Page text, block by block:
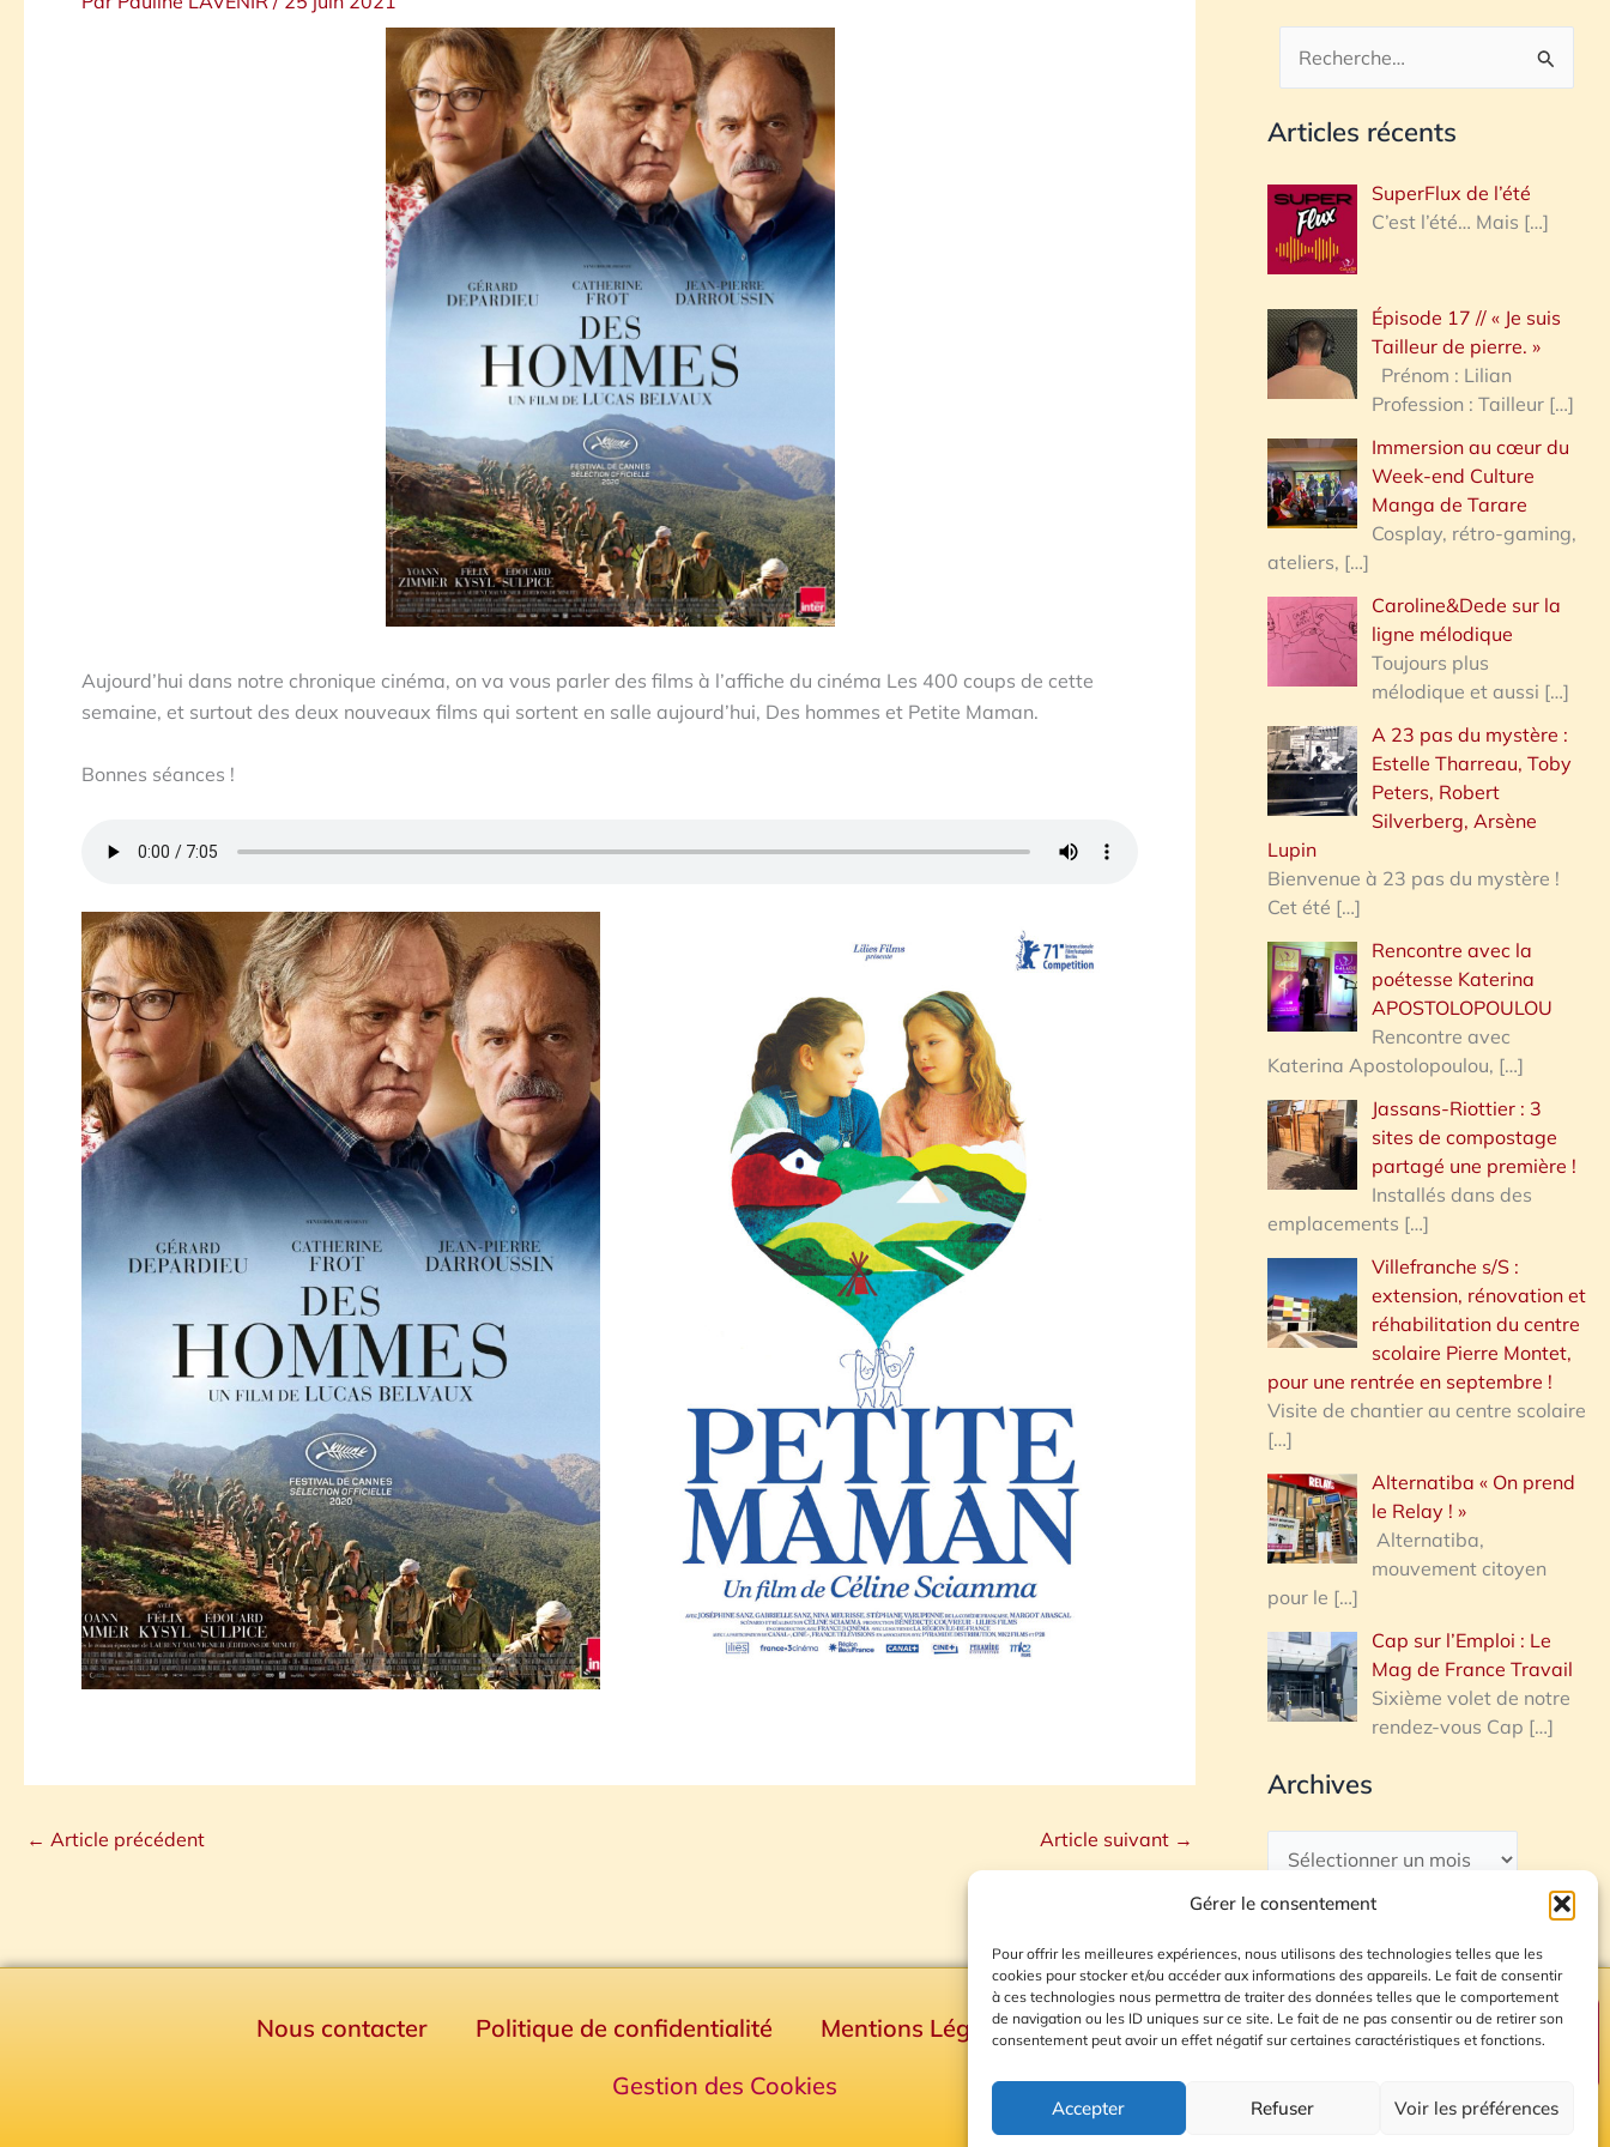
Gérer le consentement
Pour offrir les meilleures expériences, nous utilisons des technologies telles que les
cookies pour stocker et/ou accéder aux informations des appareils. Le fait de consentir
à ces technologies nous permettra de traiter des données telles que le comportement
de navigation ou les ID uniques sur ce site. Le fait de ne pas consentir ou de retirer son
consentement peut avoir un effet négatif sur certaines caractéristiques et fonctions.
Accepter Refuser Voir les préférences
Aujourd’hui dans notre chronique cinéma, on va vous parler des films à l’affiche du cinéma Les 400 coups de cette
semaine, et surtout des deux nouveaux films qui sortent en salle aujourd’hui, Des hommes et Petite Maman.
Bonnes séances !
← Article précédent Article suivant →
c
h
r
h
e
:
Articles récents
SuperFlux de l’été
C’est l’été… Mais […]
Épisode 17 // « Je suis
Tailleur de pierre. »
Prénom : Lilian
Profession : Tailleur […]
Immersion au cœur du
Week-end Culture
Manga de Tarare
Cosplay, rétro-gaming,
ateliers, […]
Caroline&Dede sur la
ligne mélodique
Toujours plus
mélodique et aussi […]
A 23 pas du mystère :
Estelle Tharreau, Toby
Peters, Robert
Silverberg, Arsène
Lupin
Bienvenue à 23 pas du mystère !
Cet été […]
Rencontre avec la
poétesse Katerina
APOSTOLOPOULOU
Rencontre avec
Katerina Apostolopoulou, […]
Jassans-Riottier : 3
sites de compostage
partagé une première !
Installés dans des
emplacements […]
Villefranche s/S :
extension, rénovation et
réhabilitation du centre
scolaire Pierre Montet,
pour une rentrée en septembre !
Visite de chantier au centre scolaire
[…]
Alternatiba « On prend
le Relay ! »
Alternatiba,
mouvement citoyen
pour le […]
Cap sur l’Emploi : Le
Mag de France Travail
Sixième volet de notre
rendez-vous Cap […]
Archives
Nous contacter Politique de confidentialité Mentions Légales
Plan du site
Gestion des Cookies